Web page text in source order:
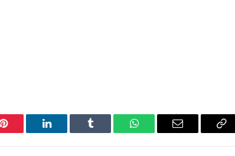
Pinterest LinkedIn Tumblr WhatsAppEmail